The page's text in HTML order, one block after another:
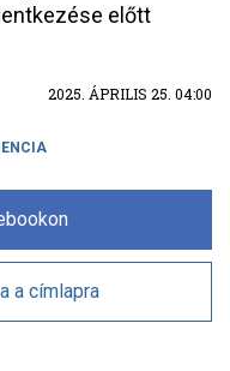
előtt
2025. ÁPRILIS 25. 04:00
a címlapra